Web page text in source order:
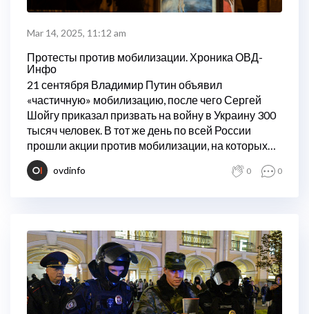
Mar 14, 2025, 11:12 am
Протесты против мобилизации. Хроника ОВД-
Инфо
21 сентября Владимир Путин объявил
«частичную» мобилизацию, после чего Сергей
Шойгу приказал призвать на войну в Украину 300
тысяч человек. В тот же день по всей России
прошли акции против мобилизации, на которых
задержали 1386 человек. Протесты
продолжились и позже.
ovdinfo 0 0